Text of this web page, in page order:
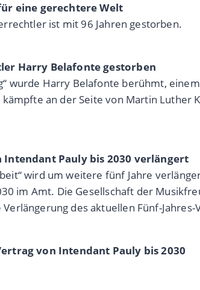
eine gerechtere Welt
ist mit 96 Jahren gestorben.
Harry Belafonte gestorben
wurde Harry Belafonte berühmt,
an der Seite von Martin Luther
Pauly bis 2030 verlängert
wird um weitere fünf Jahre
im Amt. Die Gesellschaft der
des aktuellen Fünf-
von Intendant Pauly bis 2030